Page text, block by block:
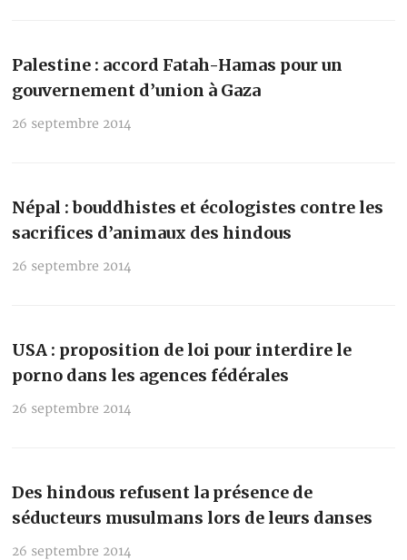
Palestine : accord Fatah-Hamas pour un
gouvernement d’union à Gaza
26 septembre 2014
Népal : bouddhistes et écologistes contre les
sacrifices d’animaux des hindous
26 septembre 2014
USA : proposition de loi pour interdire le
porno dans les agences fédérales
26 septembre 2014
Des hindous refusent la présence de
séducteurs musulmans lors de leurs danses
26 septembre 2014